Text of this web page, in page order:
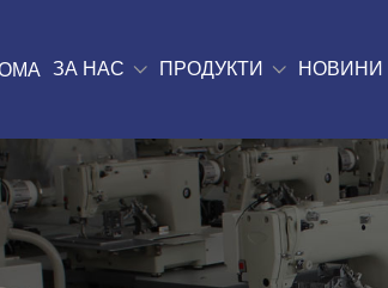
ЗА НАС ПРОДУКТИ НОВИНИ